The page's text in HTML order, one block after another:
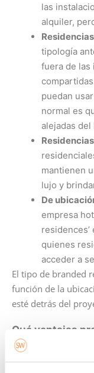
las
alquiler,
tipología
fuera de las
puedan
normal es
alejadas del
mantienen
lujo y
De
empresa
quienes
acceder a
El tipo de branded
función de la
esté detrás del
Qué ventajas
de vivienda
Hay numerosos